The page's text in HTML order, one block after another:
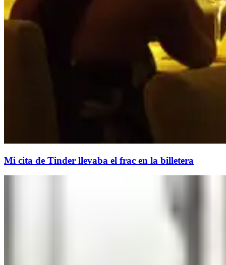
Mi cita de Tinder llevaba el frac en la billetera